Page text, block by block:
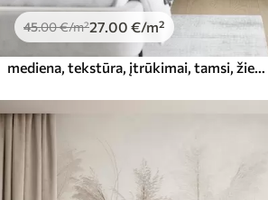
45.00€/m²27 .00 €/m²